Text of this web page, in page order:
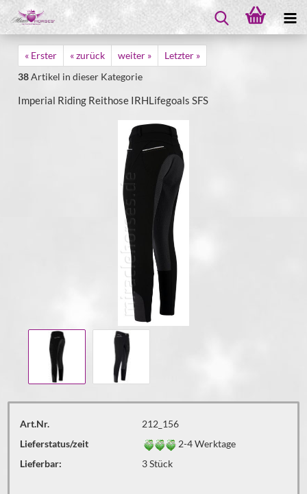
« Erster « zurück weiter »
Letzter »
38Artikel in dieser Kategorie
Imperial Riding Reithose IRHLifegoals SFS
Art.Nr.
212_156
Lieferstatus/zeit
2-4 Werktage
Lieferbar:
3Stück